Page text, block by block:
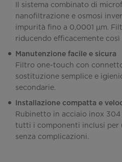
Il sistema combinato di
nanofiltrazione e osmosi
impurità fino a 0,0001 µm.
riducendo efficacemente così
Manutenzione facile e sicura
Filtro one-touch con
sostituzione semplice e
secondarie.
Installazione compatta e
Rubinetto in acciaio inox
tutti i componenti inclusi per
senza complicazioni.